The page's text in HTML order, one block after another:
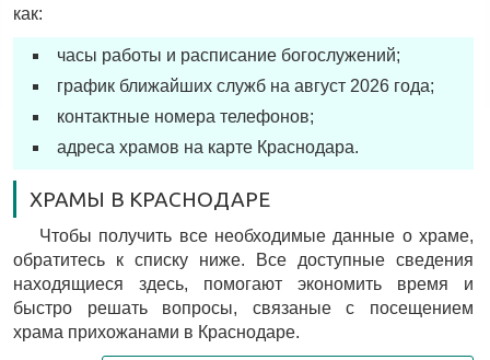
как:
часы работы и расписание богослужений;
график ближайших служб на август 2026 года;
контактные номера телефонов;
адреса храмов на карте Краснодара.
ХРАМЫ В КРАСНОДАРЕ
Чтобы получить все необходимые данные о храме,
обратитесь к списку ниже. Все доступные сведения
находящиеся здесь, помогают экономить время и
быстро решать вопросы, связаные с посещением
храма прихожанами в Краснодаре.